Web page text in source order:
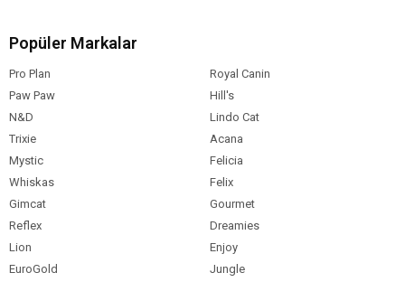
Popüler Markalar
Pro Plan
Royal Canin
Paw Paw
Hill's
N&D
Lindo Cat
Trixie
Acana
Mystic
Felicia
Whiskas
Felix
Gimcat
Gourmet
Reflex
Dreamies
Lion
Enjoy
EuroGold
Jungle